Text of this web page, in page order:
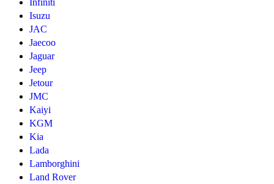
Isuzu
JAC
Jaecoo
Jaguar
Jeep
Jetour
JMC
Kaiyi
KGM
Kia
Lada
Lamborghini
Land Rover